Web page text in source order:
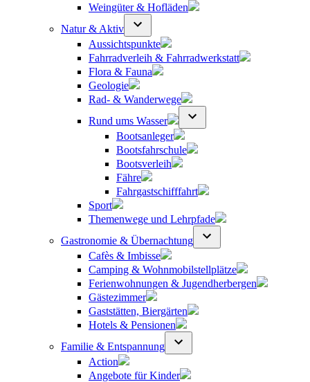
Weingüter & Hofläden
Natur & Aktiv
Aussichtspunkte
Fahrradverleih & Fahrradwerkstatt
Flora & Fauna
Geologie
Rad- & Wanderwege
Rund ums Wasser
Bootsanleger
Bootsfahrschule
Bootsverleih
Fähre
Fahrgastschifffahrt
Sport
Themenwege und Lehrpfade
Gastronomie & Übernachtung
Cafès & Imbisse
Camping & Wohnmobilstellplätze
Ferienwohnungen & Jugendherbergen
Gästezimmer
Gaststätten, Biergärten
Hotels & Pensionen
Familie & Entspannung
Action
Angebote für Kinder